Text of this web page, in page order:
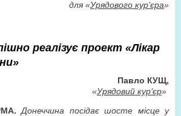
для «Урядового кур’єра»
реалізує проект «Лікар
Павло КУЩ,
«Урядовий кур’єр»
Донеччина посідає шосте місце у